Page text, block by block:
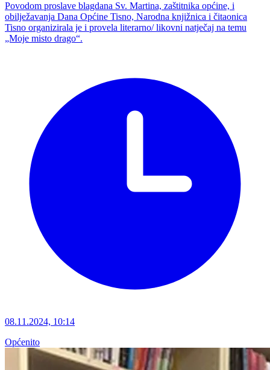
Povodom proslave blagdana Sv. Martina, zaštitnika općine, i
obilježavanja Dana Općine Tisno, Narodna knjižnica i čitaonica
Tisno organizirala je i provela literarno/ likovni natječaj na temu
„Moje misto drago“.
08.11.2024, 10:14
Općenito